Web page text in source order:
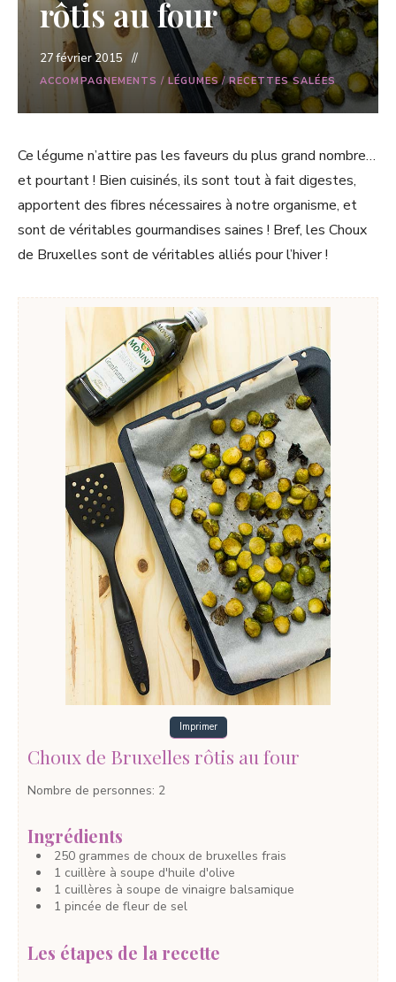
rôtis au four
27 février 2015
ACCOMPAGNEMENTS / LÉGUMES/RECETTES SALÉES
Ce légume n’attire pas les faveurs du plus grand nombre…
et pourtant ! Bien cuisinés, ils sont tout à fait digestes,
apportent des fibres nécessaires à notre organisme, et
sont de véritables gourmandises saines ! Bref, les Choux
de Bruxelles sont de véritables alliés pour l’hiver !
Imprimer
Choux de Bruxelles rôtis au four
Nombre de personnes: 2
Ingrédients
250 grammes de choux de bruxelles frais
1 cuillère à soupe d'huile d'olive
1 cuillères à soupe de vinaigre balsamique
1 pincée de fleur de sel
Les étapes de la recette